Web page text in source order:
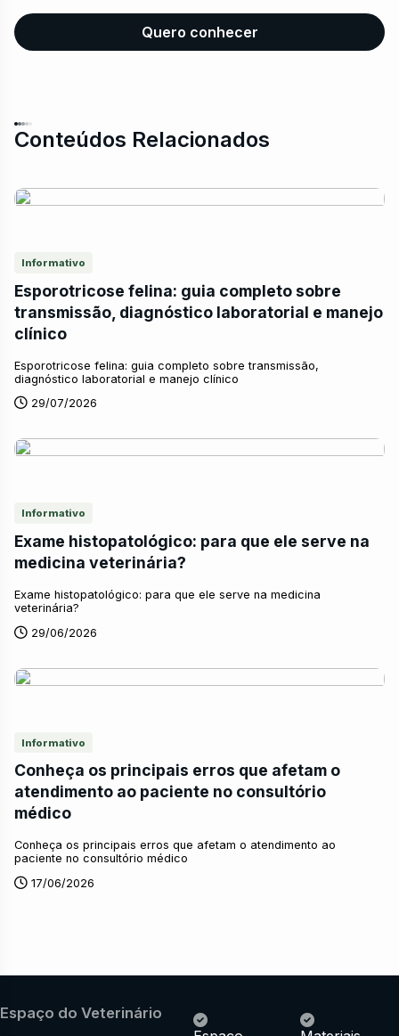
Quero conhecer
Conteúdos Relacionados
Informativo
Esporotricose felina: guia completo sobre
transmissão, diagnóstico laboratorial e manejo
clínico
Esporotricose felina: guia completo sobre transmissão,
diagnóstico laboratorial e manejo clínico
29/07/2026
Informativo
Exame histopatológico: para que ele serve na
medicina veterinária?
Exame histopatológico: para que ele serve na medicina
veterinária?
29/06/2026
Informativo
Conheça os principais erros que afetam o
atendimento ao paciente no consultório
médico
Conheça os principais erros que afetam o atendimento ao
paciente no consultório médico
17/06/2026
Espaço do Veterinário